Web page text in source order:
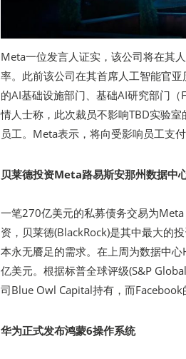
Meta一位发言人证实，该公司将在其
率。此前该公司在其首席人工智能官
的AI基础设施部门、基础AI研究部门
情人士称，此次裁员不影响TBD实验
员工。Meta表示，将向受影响员工支
贝莱德投资Meta路易斯安那州数据中
一笔270亿美元的私募债务交易为
资，贝莱德(BlackRock)是其中最大的
本永无餍足的需求。在上周为数据中
亿美元。根据标普全球评级(S&P
司Blue Owl Capital持有，而Facebook
华为正式发布鸿蒙6操作系统